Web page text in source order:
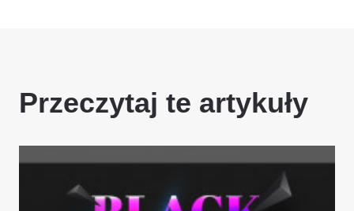
Przeczytaj te artykuły